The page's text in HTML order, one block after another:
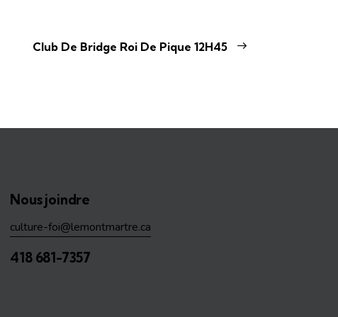
Club De Bridge Roi De Pique 12H45
Nous joindre
culture-foi@lemontmartre.ca
418 681-7357